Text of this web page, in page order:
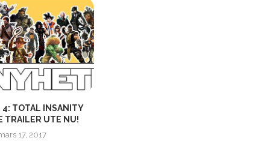
4: TOTAL INSANITY
TRAILER UTE NU!
17, 2017